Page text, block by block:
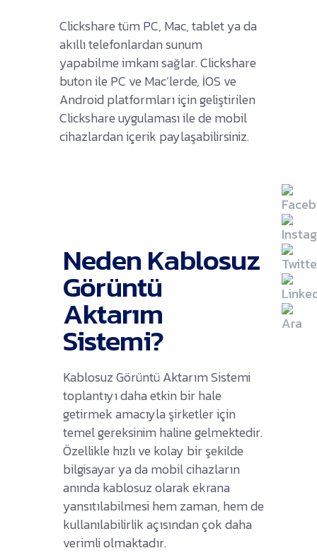
Clickshare tüm PC, Mac, tablet ya da
akıllı telefonlardan sunum
yapabilme imkanı sağlar. Clickshare
buton ile PC ve Mac’lerde, İOS ve
Android platformları için geliştirilen
Clickshare uygulaması ile de mobil
cihazlardan içerik paylaşabilirsiniz.
Neden Kablosuz
Görüntü
Aktarım
Sistemi?
Kablosuz Görüntü Aktarım Sistemi
toplantıyı daha etkin bir hale
getirmek amacıyla şirketler için
temel gereksinim haline gelmektedir.
Özellikle hızlı ve kolay bir şekilde
bilgisayar ya da mobil cihazların
anında kablosuz olarak ekrana
yansıtılabilmesi hem zaman, hem de
kullanılabilirlik açısından çok daha
verimli olmaktadır.